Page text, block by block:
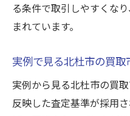
北杜市の買取市場
市場動向を押さ
北杜市の最新
市場データを
る条件で取引しやすくな
まれています。
実例で見る北杜市の買取
実例から見る北杜市の買
反映した査定基準が採用